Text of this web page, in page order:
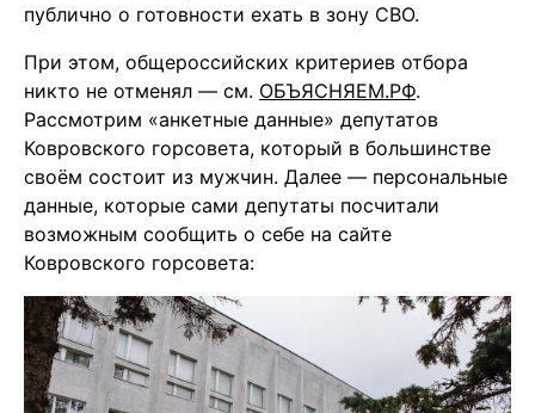
публично о готовности ехать в зону СВО.
При этом, общероссийских критериев отбора
никто не отменял — см. ОБЪЯСНЯЕМ.РФ.
Рассмотрим «анкетные данные» депутатов
Ковровского горсовета, который в большинстве
своём состоит из мужчин. Далее — персональные
данные, которые сами депутаты посчитали
возможным сообщить о себе на сайте
Ковровского горсовета: